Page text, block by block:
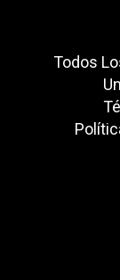
Todos